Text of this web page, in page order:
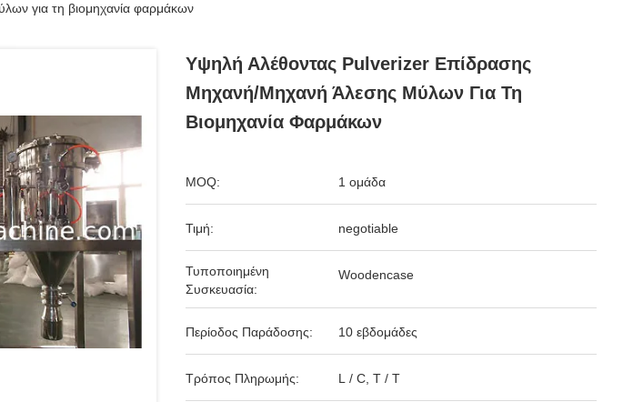
για τη βιομηχανία φαρμάκων
Υψηλή Αλέθοντας Pulverizer Επίδρασης
Μηχανή/μηχανή Άλεσης Μύλων Για Τη
Βιομηχανία Φαρμάκων
MOQ: 1 ομάδα
Τιμή: negotiable
Τυποποιημένη
Συσκευασία:
Woodencase
Περίοδος Παράδοσης: 10 εβδομάδες
Τρόπος Πληρωμής: L / C, T / T